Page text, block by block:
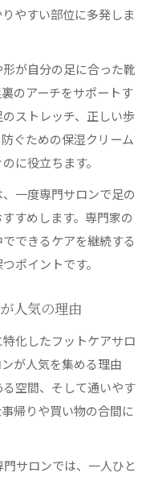
やすい部位に多発しま
が自分の足に合った靴
のアーチをサポートす
ストレッチ、正しい歩
ぐための保湿クリーム
に役立ちます。
一度専門サロンで足の
すめします。専門家の
できるケアを継続する
ポイントです。
人気の理由
化したフットケアサロ
が人気を集める理由
空間、そして通いやす
帰りや買い物の合間に
サロンでは、一人ひと